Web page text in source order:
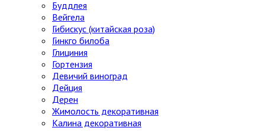
Буддлея
Вейгела
Гибискус (китайская роза)
Гинкго билоба
Глициния
Гортензия
Девичий виноград
Дейция
Дерен
Жимолость декоративная
Калина декоративная